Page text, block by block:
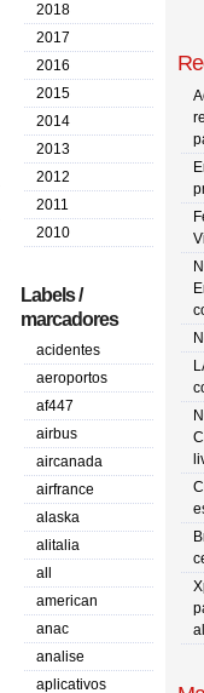
2018
2017
2016
2015
2014
2013
2012
2011
2010
Labels /
marcadores
acidentes
aeroportos
af447
airbus
aircanada
airfrance
alaska
alitalia
all
american
anac
analise
aplicativos